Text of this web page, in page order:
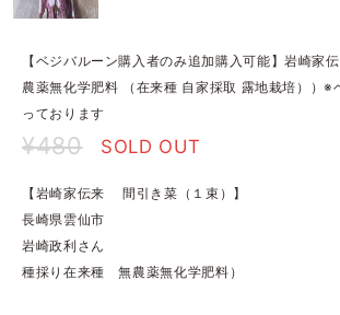
【ベジバルーン購入者のみ追加購入可能】岩崎
農薬無化学肥料 （在来種 自家採取 露地栽培））※
っております
¥480 SOLD OUT
【岩崎家伝来 間引き菜（１束）】
長崎県雲仙市
岩崎政利さん
種採り在来種 無農薬無化学肥料）